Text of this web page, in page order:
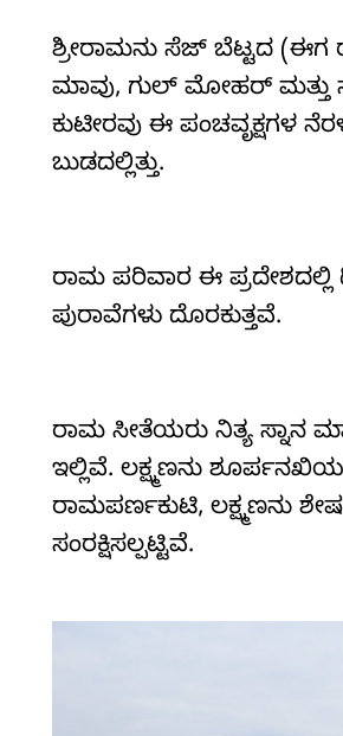
ಶ್ರೀರಾಮನು ಸೆಜ್ ಬೆಟ್ಟದ
ಮಾವು, ಗುಲ್‌ ಮೋಹರ್ ಮತ್ತು
ಕುಟೀರವು ಈ ಪಂಚವೃಕ್ಷಗಳ
ಬುಡದಲ್ಲಿತ್ತು.
ರಾಮ ಪರಿವಾರ ಈ ಪ್ರದೇಶದಲ್ಲಿ
ಪುರಾವೆಗಳು ದೊರಕುತ್ತವೆ.
ರಾಮ ಸೀತೆಯರು ನಿತ್ಯ ಸ್ನಾನ
ಇಲ್ಲಿವೆ. ಲಕ್ಷ್ಮಣನು ಶೂರ್ಪನಖಿಯ
ರಾಮಪರ್ಣಕುಟಿ, ಲಕ್ಷ್ಮಣನು
ಸಂರಕ್ಷಿಸಲ್ಪಟ್ಟಿವೆ.